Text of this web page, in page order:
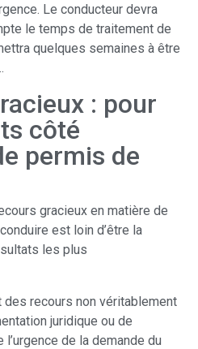
Le conducteur devra
le temps de traitement de
quelques semaines à être
: pour
côté
permis de
gracieux en matière de
est loin d’être la
les plus
des recours non véritablement
juridique ou de
de la demande du